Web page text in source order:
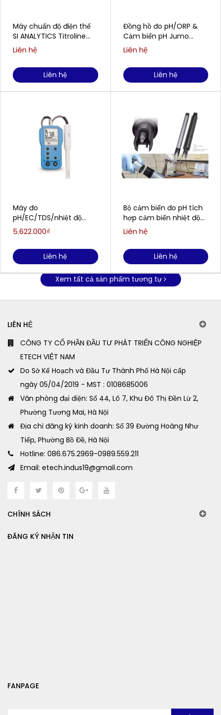
Máy chuẩn độ điện thế
SI ANALYTICS Titroline
5000
Liên hệ
Liên hệ
Máy đo
pH/EC/TDS/nhiệt độ
cầm tay HANNA HI9811-51
5.622.000₫
Liên hệ
Đồng hồ đo pH/ORP &
Cảm biến pH Jumo
SUPMEA SUP-PH6.0 &
SUP-PH5022
Liên hệ
Liên hệ
Bộ cảm biến đo pH tích
hợp cảm biến nhiệt độ
WTW/Xylem Analytics
SensoLyt® 700 IQ
Liên hệ
Liên hệ
Xem tất cả sản phẩm tương tự
LIÊN HỆ
CÔNG TY CỔ PHẦN ĐẦU TƯ PHÁT TRIỂN CÔNG NGHIỆP
ETECH VIỆT NAM
Do Sở Kế Hoạch và Đầu Tư Thành Phố Hà Nội cấp
ngày 05/04/2019 - MST : 0108685006
Văn phòng đại diện: Số 44, Lô 7, Khu Đô Thị Đền Lừ 2,
Phường Tương Mai, Hà Nội
Địa chỉ đăng ký kinh doanh: Số 39 Đường Hoàng Như
Tiếp, Phường Bồ Đề, Hà Nội
Hotline: 086.675.2969-0989.559.211
Email: etech.indus19@gmail.com
CHÍNH SÁCH
ĐĂNG KÝ NHẬN TIN
FANPAGE